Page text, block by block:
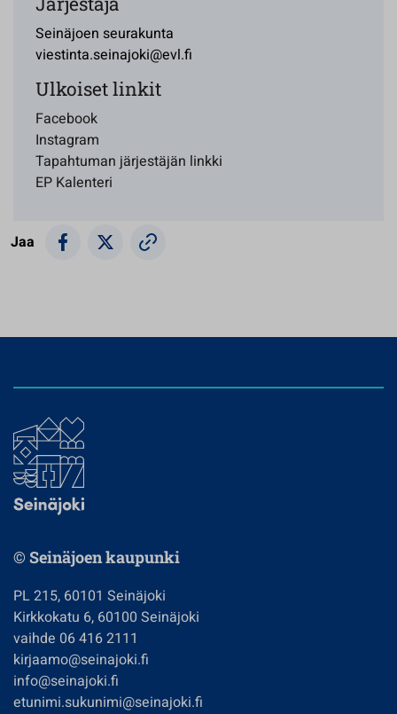
Seinäjoen seurakunta
viestinta.seinajoki@evl.fi
Ulkoiset linkit
Facebook
Instagram
Tapahtuman järjestäjän linkki
EP Kalenteri
Jaa
© Seinäjoen kaupunki
PL 215, 60101 Seinäjoki
Kirkkokatu 6, 60100 Seinäjoki
vaihde 06 416 2111
kirjaamo@seinajoki.fi
info@seinajoki.fi
etunimi.sukunimi@seinajoki.fi